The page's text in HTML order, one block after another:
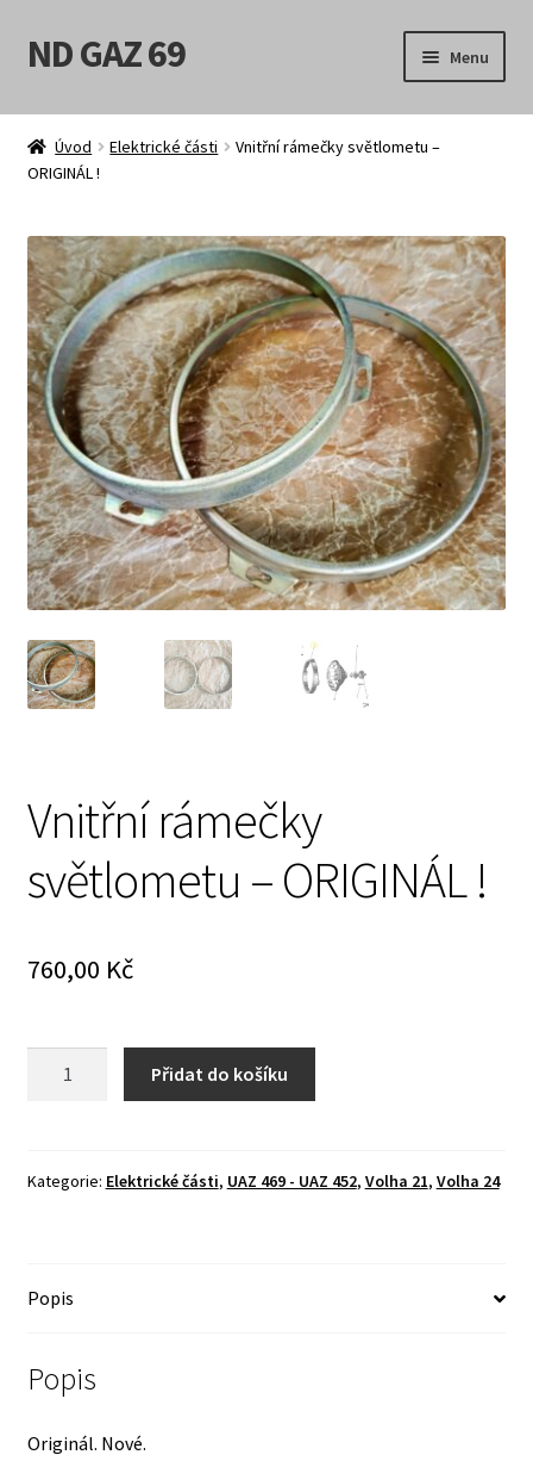
Přeskočit
na
Přejít
k
webu
ND GAZ 69 Menu
Úvodní stránka
Můj účet
Obchod
Košík
Pokladna
Možnosti doručení
Obchodní podmínky
Prodávající – kontaktní informace
O nás
Úvod Elektrické části
Vnitřní rámečky světlometu –
ORIGINÁL !
Vnitřní rámečky
světlometu – ORIGINÁL !
760,00 Kč
ORIGINÁL
Přidat do košíku
Kategorie: Elektrické části, UAZ 469 - UAZ 452, Volha 21, Volha 24
Popis
Popis
Originál. Nové.